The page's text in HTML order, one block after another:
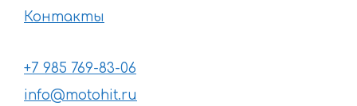
Контакты
+7 985 769-83-06
info@motohit.ru